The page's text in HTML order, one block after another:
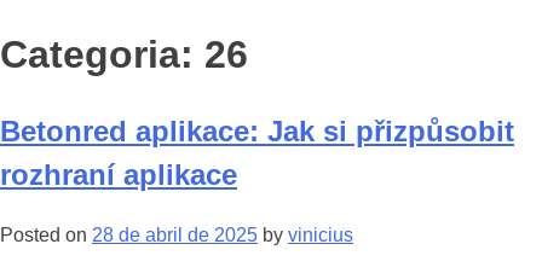
Categoria: 26
Betonred aplikace: Jak si přizpůsobit
rozhraní aplikace
Posted on 28 de abril de 2025 by vinicius